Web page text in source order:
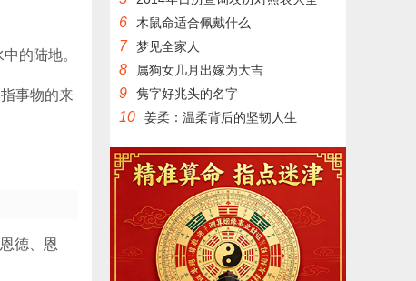
的陆地。
事物的来
德、恩
6 木鼠命适合佩戴什么
7 梦见全家人
8 属狗女几月出嫁为大吉
9 隽字好兆头的名字
10 姜柔：温柔背后的坚韧人生